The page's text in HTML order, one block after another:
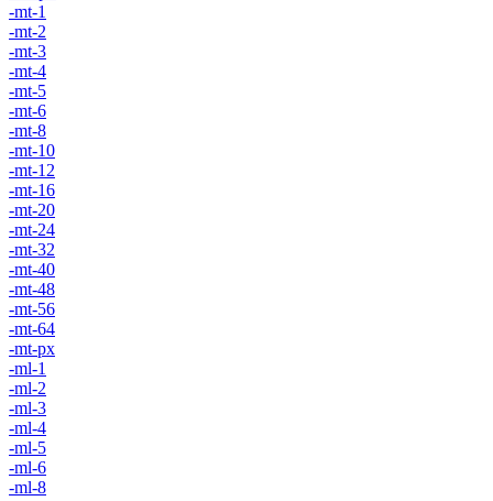
-mt-1
-mt-2
-mt-3
-mt-4
-mt-5
-mt-6
-mt-8
-mt-10
-mt-12
-mt-16
-mt-20
-mt-24
-mt-32
-mt-40
-mt-48
-mt-56
-mt-64
-mt-px
-ml-1
-ml-2
-ml-3
-ml-4
-ml-5
-ml-6
-ml-8